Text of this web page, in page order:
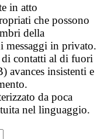
in atto
che possono
della
messaggi in privato.
contatti al di fuori
avances insistenti e
da poca
nel linguaggio.